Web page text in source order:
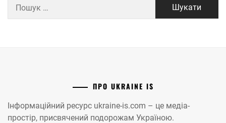
ПРО UKRAINE IS
Інформаційний ресурс ukraine-is.com – це медіа-
простір, присвячений подорожам Україною.